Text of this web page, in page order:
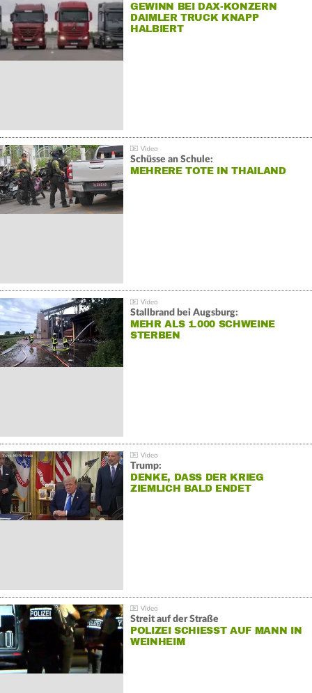
GEWINN BEI DAX-KONZERN
DAIMLER TRUCK KNAPP
HALBIERT
Schüsse an Schule:
MEHRERE TOTE IN THAILAND
Stallbrand bei Augsburg:
MEHR ALS 1.000 SCHWEINE
STERBEN
Trump:
DENKE, DASS DER KRIEG
ZIEMLICH BALD ENDET
Streit auf der Straße
POLIZEI SCHIESST AUF MANN IN W
EINHEIM